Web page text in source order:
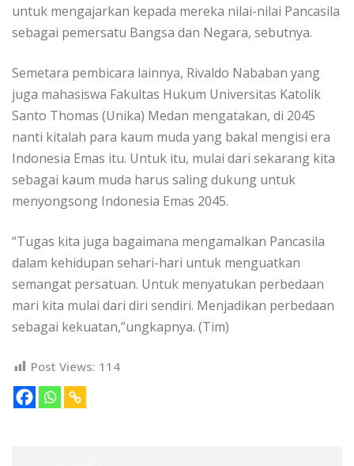
untuk mengajarkan kepada mereka nilai-nilai Pancasila
sebagai pemersatu Bangsa dan Negara, sebutnya.
Semetara pembicara lainnya, Rivaldo Nababan yang
juga mahasiswa Fakultas Hukum Universitas Katolik
Santo Thomas (Unika) Medan mengatakan, di 2045
nanti kitalah para kaum muda yang bakal mengisi era
Indonesia Emas itu. Untuk itu, mulai dari sekarang kita
sebagai kaum muda harus saling dukung untuk
menyongsong Indonesia Emas 2045.
“Tugas kita juga bagaimana mengamalkan Pancasila
dalam kehidupan sehari-hari untuk menguatkan
semangat persatuan. Untuk menyatukan perbedaan
mari kita mulai dari diri sendiri. Menjadikan perbedaan
sebagai kekuatan,”ungkapnya. (Tim)
Post Views: 114